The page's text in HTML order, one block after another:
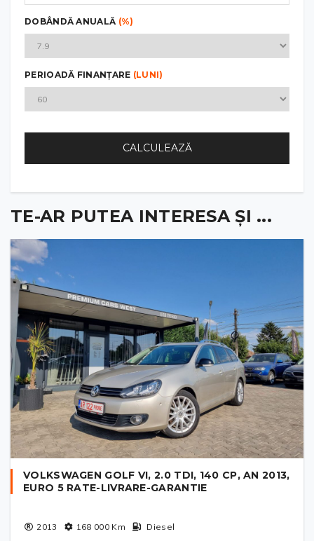
DOBÂNDĂ ANUALĂ (%)
PERIOADĂ FINANȚARE (LUNI)
CALCULEAZĂ
TE-AR PUTEA INTERESA ȘI ...
VOLKSWAGEN GOLF VI, 2.0 TDI, 140 CP, AN 2013,
EURO 5 RATE-LIVRARE-GARANTIE
2013 168 000Km Diesel